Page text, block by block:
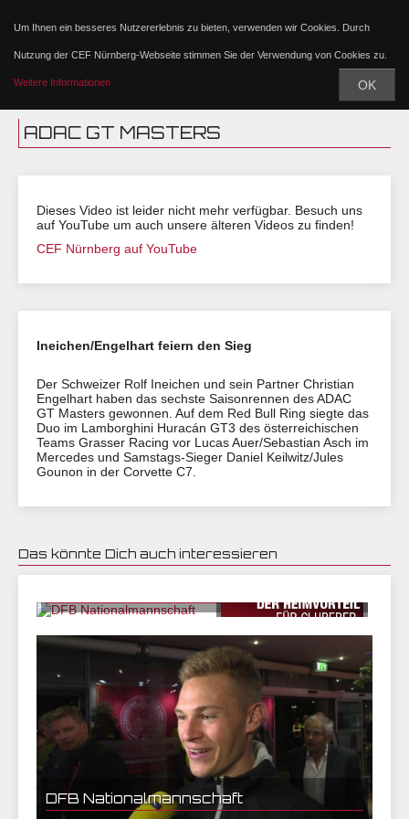
Um Ihnen ein besseres Nutzererlebnis zu bieten, verwenden wir Cookies. Durch
Nutzung der CEF Nürnberg-Webseite stimmen Sie der Verwendung von Cookies zu.
Weitere Informationen OK
ADAC GT MASTERS
Dieses Video ist leider nicht mehr verfügbar. Besuch uns
auf YouTube um auch unsere älteren Videos zu finden!
CEF Nürnberg auf YouTube
Ineichen/Engelhart feiern den Sieg
Der Schweizer Rolf Ineichen und sein Partner Christian
Engelhart haben das sechste Saisonrennen des ADAC
GT Masters gewonnen. Auf dem Red Bull Ring siegte das
Duo im Lamborghini Huracán GT3 des österreichischen
Teams Grasser Racing vor Lucas Auer/Sebastian Asch im
Mercedes und Samstags-Sieger Daniel Keilwitz/Jules
Gounon in der Corvette C7.
Das könnte Dich auch interessieren
11.06.2017 09:32 | CEF Nürnberg
Calmund besucht WM-Qualifikationsspiel in Nürnberg
DFB Nationalmannschaft
06.06.2017 21:05 | CEF Nürnberg